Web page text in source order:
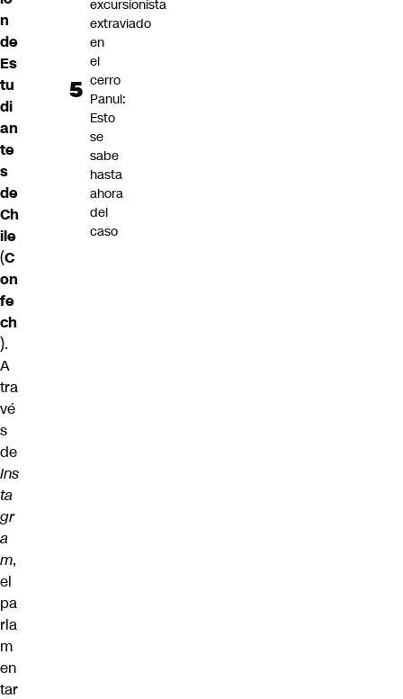
n
de
Es
tu
di
an
te
s
de
Ch
ile
(C
on
fe
ch
).
A
tra
vé
s
de
Ins
ta
gr
a
m,
el
pa
rla
m
en
tar
excursionista
extraviado
en
el
cerro
Panul:
Esto
se
sabe
hasta
ahora
del
caso